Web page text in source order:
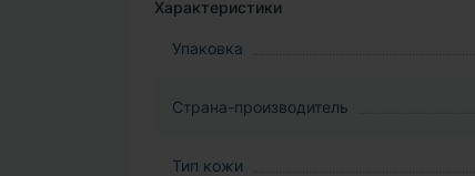
Характеристики
Упаковка
Страна-производитель
Тип кожи